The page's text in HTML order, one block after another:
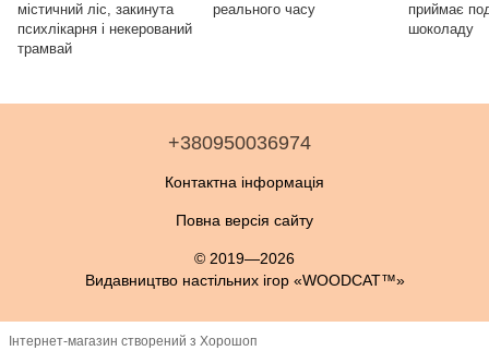
містичний ліс, закинута
психлікарня і некерований
трамвай
реального часу
приймає
шоколаду
+380950036974
Контактна інформація
Повна версія сайту
© 2019—2026
Видавництво настільних ігор «WOODCAT™»
Інтернет-магазин створений з Хорошоп